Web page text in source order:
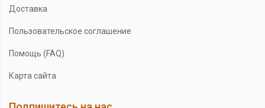
Доставка
Пользовательское соглашение
Помощь (FAQ)
Карта сайта